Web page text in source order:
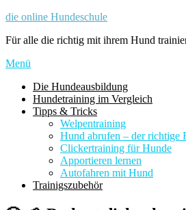
Zum
springen
die online Hundeschule
Für alle die richtig mit ihrem Hund
Menü
Die Hundeausbildung
Hundetraining im Vergleich
Tipps & Tricks
Welpentraining
Hund abrufen – der richtige
Clickertraining für Hunde
Apportieren lernen
Autofahren mit Hund
Trainigszubehör